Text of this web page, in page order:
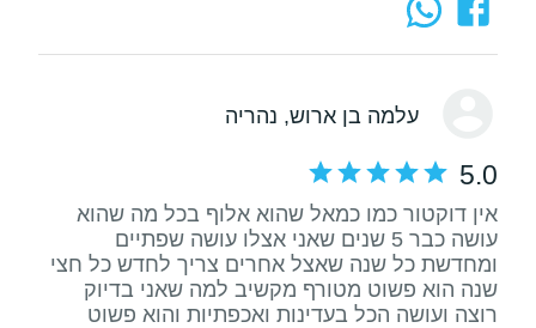
עלמה בן ארוש, נהריה
5.0
אין דוקטור כמו כמאל שהוא אלוף בכל מה שהוא
ומחדשת כל שנה שאצל אחרים צריך לחדש כל חצי
שנה הוא פשוט מטורף מקשיב למה שאני בדיוק
רוצה ועושה הכל בעדינות ואכפתיות והוא פשוט